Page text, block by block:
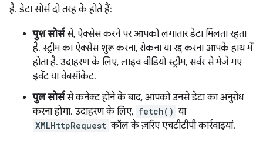
है. डेटा सोर्स दो तरह के होते हैं:
पुश सोर्ससे, ऐक्सेस करने पर आपको लगातार डेटा मिलता रहता
है. स्ट्रीम का ऐक्सेस शुरू करना, रोकना या रद्द करना आपके हाथ में
होता है. उदाहरण के लिए, लाइव वीडियो स्ट्रीम, सर्वर से भेजे गए
इवेंट या वेबसॉकेट.
पुल सोर्ससे कनेक्ट होने के बाद, आपको उनसे डेटा का अनुरोध
करना होगा. उदाहरण के लिए, fetch() या
XMLHttpRequest कॉल के ज़रिए एचटीटीपी कार्रवाइयां.